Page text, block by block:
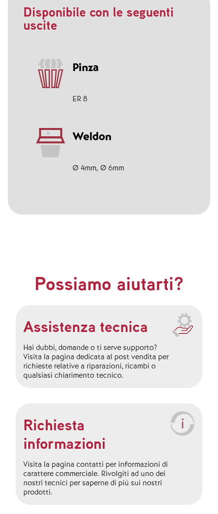
Disponibile con le seguenti
uscite
Pinza
ER 8
Weldon
Ø 4mm, Ø 6mm
Possiamo aiutarti?
Assistenza tecnica
Hai dubbi, domande o ti serve supporto?
Visita la pagina dedicata al post vendita per
richieste relative a riparazioni, ricambi o
qualsiasi chiarimento tecnico.
Richiesta
informazioni
Visita la pagina contatti per informazioni di
carattere commerciale. Rivolgiti ad uno dei
nostri tecnici per saperne di più sui nostri
prodotti.